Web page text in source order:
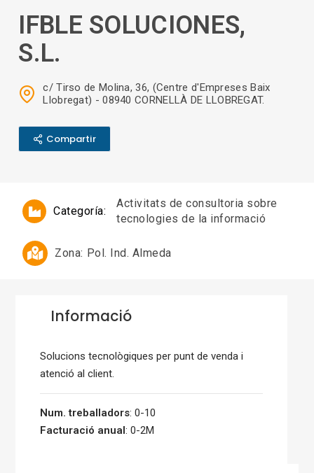
IFBLE SOLUCIONES,
S.L.
c/ Tirso de Molina, 36, (Centre d'Empreses Baix
Llobregat) - 08940 CORNELLÀ DE LLOBREGAT.
Compartir
Categoría:
Activitats de consultoria sobre
tecnologies de la informació
Zona: Pol. Ind. Almeda
Informació
Solucions tecnològiques per punt de venda i
atenció al client.
Num. treballadors: 0-10
Facturació anual: 0-2M